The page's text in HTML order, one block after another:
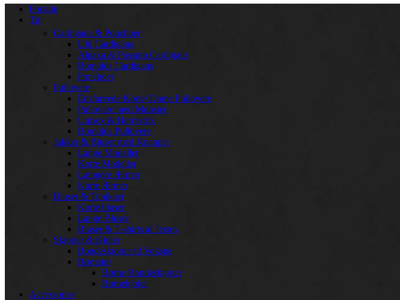
Forside
Tøj
Cardigans & Ponchoer
Uld Cardigans
Alpaka & Possum Cardigans
Bomulds Cardigans
Ponchoer
Pullovere
Ensfarvede Korte/ Dame Pullovere
Pullovere med Mønster
Unisex & Herrestrik
Bomulds Pullovere
Jakker & Bluser med Knapper
Lange Modeller
Korte Modeller
Længere Ærmer
Korte Ærmer
Bluser & Tunikaer
Korte bluser
Lange Bluser
Bluser & T-shirts af Jersey
Skjorter & Kjoler
Bondeskjorter til Voksne
Børnetøj
Børne Bondeskjorter
Børnekjoler
Accessories